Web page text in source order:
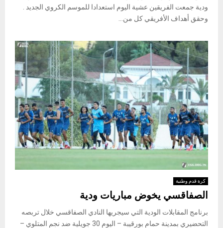
ودية جمعت الفريقين عشية اليوم استعدادا للموسم الكروي الجديد .
وحقق أهداف الأفريقي كل من...
كرة قدم وطنية
الصفاقسي يخوض مباريات ودية
برنامج المقابلات الودية التي سيجريها النادي الصفاقسي خلال تربصه
التحضيري بمدينة حمام بورقيبة – اليوم 30 جويلية ضد نجم المتلوي –